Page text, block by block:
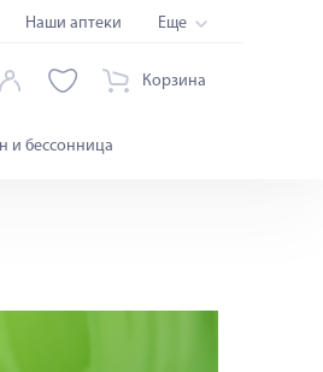
Наши аптеки Еще
Корзина
и бессонница